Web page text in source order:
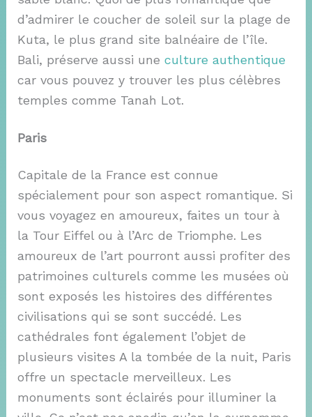
d’admirer le coucher de soleil sur la plage de
Kuta, le plus grand site balnéaire de l’île.
Bali, préserve aussi une culture authentique
car vous pouvez y trouver les plus célèbres
temples comme Tanah Lot.
Paris
Capitale de la France est connue
spécialement pour son aspect romantique. Si
vous voyagez en amoureux, faites un tour à
la Tour Eiffel ou à l’Arc de Triomphe. Les
amoureux de l’art pourront aussi profiter des
patrimoines culturels comme les musées où
sont exposés les histoires des différentes
civilisations qui se sont succédé. Les
cathédrales font également l’objet de
plusieurs visites A la tombée de la nuit, Paris
offre un spectacle merveilleux. Les
monuments sont éclairés pour illuminer la